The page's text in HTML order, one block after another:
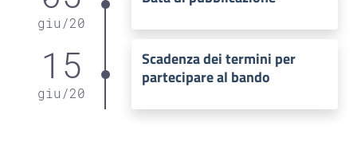
giu /20
15
giu /20
Scadenza dei termini per
partecipare al bando